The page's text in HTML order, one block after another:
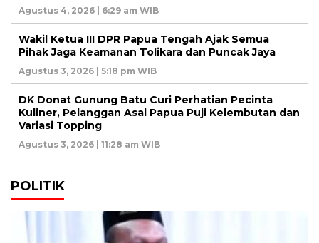
Agustus 4, 2026 | 6:29 am WIB
Wakil Ketua III DPR Papua Tengah Ajak Semua
Pihak Jaga Keamanan Tolikara dan Puncak Jaya
Agustus 3, 2026 | 5:18 pm WIB
DK Donat Gunung Batu Curi Perhatian Pecinta
Kuliner, Pelanggan Asal Papua Puji Kelembutan dan
Variasi Topping
Agustus 3, 2026 | 11:28 am WIB
POLITIK